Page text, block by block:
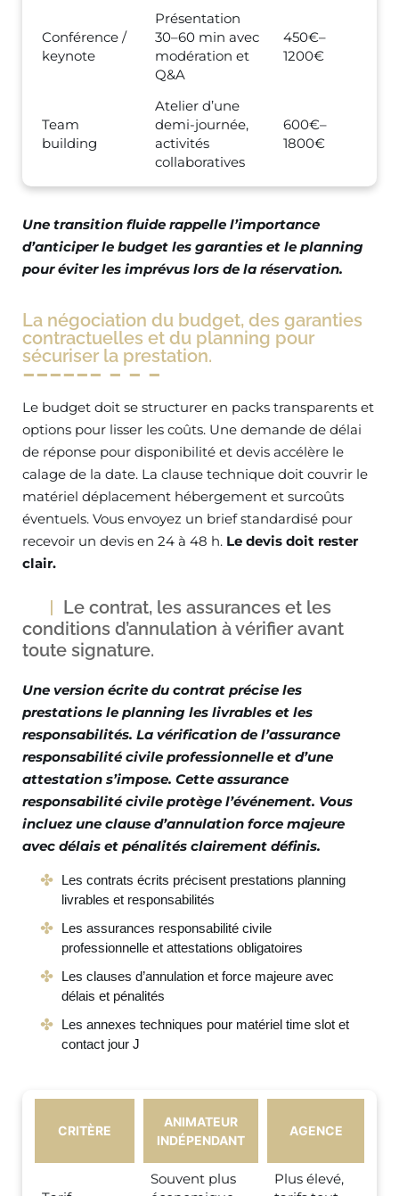
Conférence /
keynote
Présentation
30–60 min avec
modération et
Q&A
450€–
1200€
Team
building
Atelier d’une
demi-journée,
activités
collaboratives
600€–
1800€
Une transition fluide rappelle l’importance
d’anticiper le budget les garanties et le planning
pour éviter les imprévus lors de la réservation.
La négociation du budget, des garanties
contractuelles et du planning pour
sécuriser la prestation.
Le budget doit se structurer en packs transparents et
options pour lisser les coûts. Une demande de délai
de réponse pour disponibilité et devis accélère le
calage de la date. La clause technique doit couvrir le
matériel déplacement hébergement et surcoûts
éventuels. Vous envoyez un brief standardisé pour
recevoir un devis en 24 à 48 h. Le devis doit rester
clair.
Le contrat, les assurances et les
conditions d’annulation à vérifier avant
toute signature.
Une version écrite du contrat précise les
prestations le planning les livrables et les
responsabilités. La vérification de l’assurance
responsabilité civile professionnelle et d’une
attestation s’impose. Cette assurance
responsabilité civile protège l’événement. Vous
incluez une clause d’annulation force majeure
avec délais et pénalités clairement définis.
Les contrats écrits précisent prestations planning
livrables et responsabilités
Les assurances responsabilité civile
professionnelle et attestations obligatoires
Les clauses d’annulation et force majeure avec
délais et pénalités
Les annexes techniques pour matériel time slot et
contact jour J
CRITÈRE
ANIMATEUR
INDÉPENDANT
AGENCE
Souvent plus
Plus élevé,